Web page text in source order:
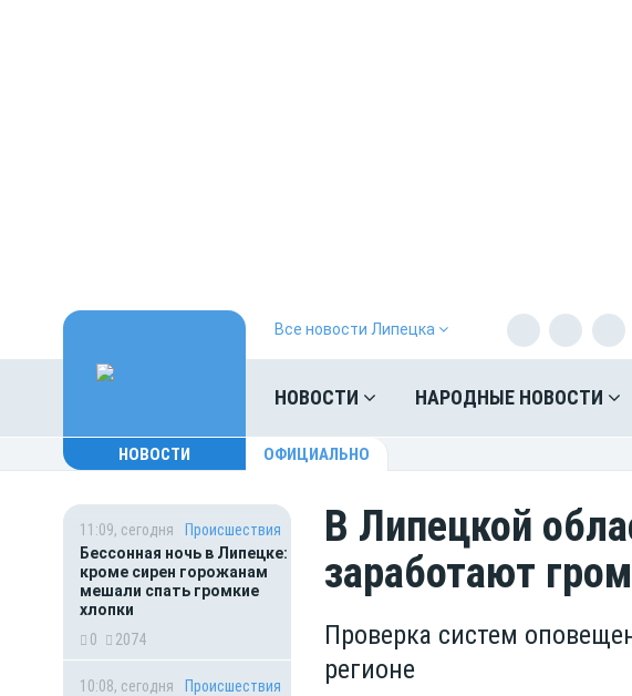
Все новости Липецка
НОВОСТИ НАРОДНЫЕ НОВОСТИ
НОВОСТИ ОФИЦИАЛЬНО
11:09, сегодня
Происшествия
Бессонная ночь в Липецке:
кроме сирен горожанам
мешали спать громкие
хлопки
0
2074
10:08, сегодня
Происшествия
В Липецкой
заработают
Проверка систем
регионе